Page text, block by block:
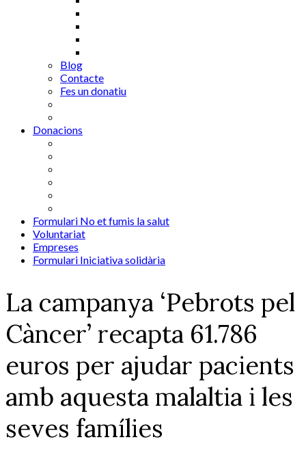
Blog
Contacte
Fes un donatiu
Donacions
Formulari No et fumis la salut
Voluntariat
Empreses
Formulari Iniciativa solidària
La campanya ‘Pebrots pel
Càncer’ recapta 61.786
euros per ajudar pacients
amb aquesta malaltia i les
seves famílies